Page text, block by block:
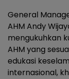
General
AHM Andy
mengukuhkan
AHM yang
edukasi
internasional,